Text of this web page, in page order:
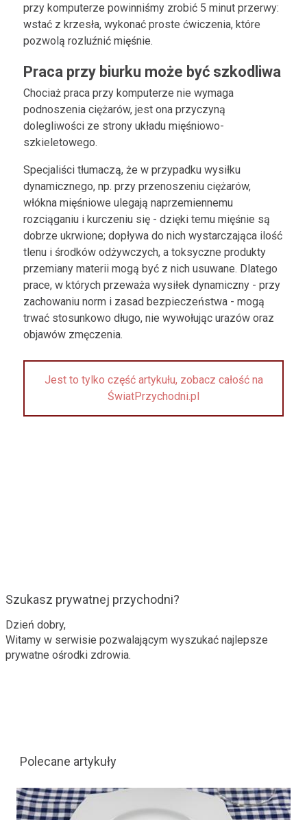
przy komputerze powinniśmy zrobić 5 minut przerwy:
wstać z krzesła, wykonać proste ćwiczenia, które
pozwolą rozluźnić mięśnie.
Praca przy biurku może być szkodliwa
Chociaż praca przy komputerze nie wymaga
podnoszenia ciężarów, jest ona przyczyną
dolegliwości ze strony układu mięśniowo-
szkieletowego.
Specjaliści tłumaczą, że w przypadku wysiłku
dynamicznego, np. przy przenoszeniu ciężarów,
włókna mięśniowe ulegają naprzemiennemu
rozciąganiu i kurczeniu się - dzięki temu mięśnie są
dobrze ukrwione; dopływa do nich wystarczająca ilość
tlenu i środków odżywczych, a toksyczne produkty
przemiany materii mogą być z nich usuwane. Dlatego
prace, w których przeważa wysiłek dynamiczny - przy
zachowaniu norm i zasad bezpieczeństwa - mogą
trwać stosunkowo długo, nie wywołując urazów oraz
objawów zmęczenia.
Jest to tylko część artykułu, zobacz całość na
ŚwiatPrzychodni.pl
Szukasz prywatnej przychodni?
Dzień dobry,
Witamy w serwisie pozwalającym wyszukać najlepsze
prywatne ośrodki zdrowia.
Polecane artykuły